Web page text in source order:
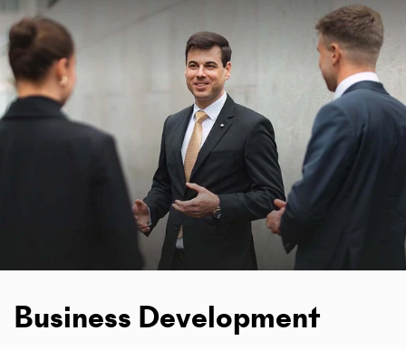
Business Development